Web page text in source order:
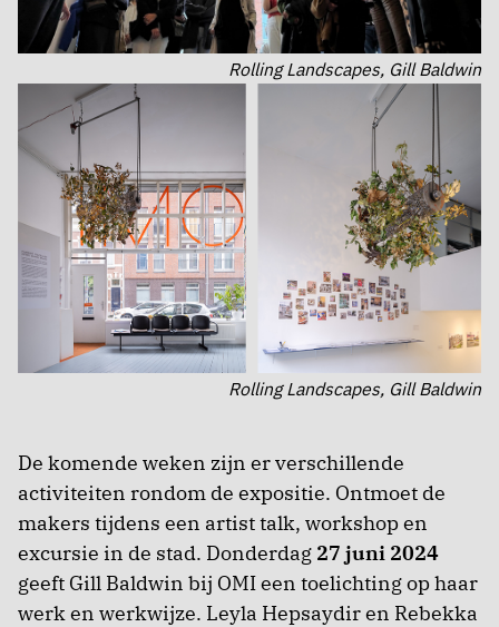
Rolling Landscapes, Gill Baldwin
Rolling Landscapes, Gill Baldwin
De komende weken zijn er verschillende
activiteiten rondom de expositie. Ontmoet de
makers tijdens een artist talk, workshop en
excursie in de stad. Donderdag 27 juni 2024
geeft Gill Baldwin bij OMI een toelichting op haar
werk en werkwijze. Leyla Hepsaydir en Rebekka